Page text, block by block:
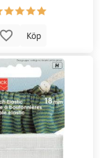
Köp